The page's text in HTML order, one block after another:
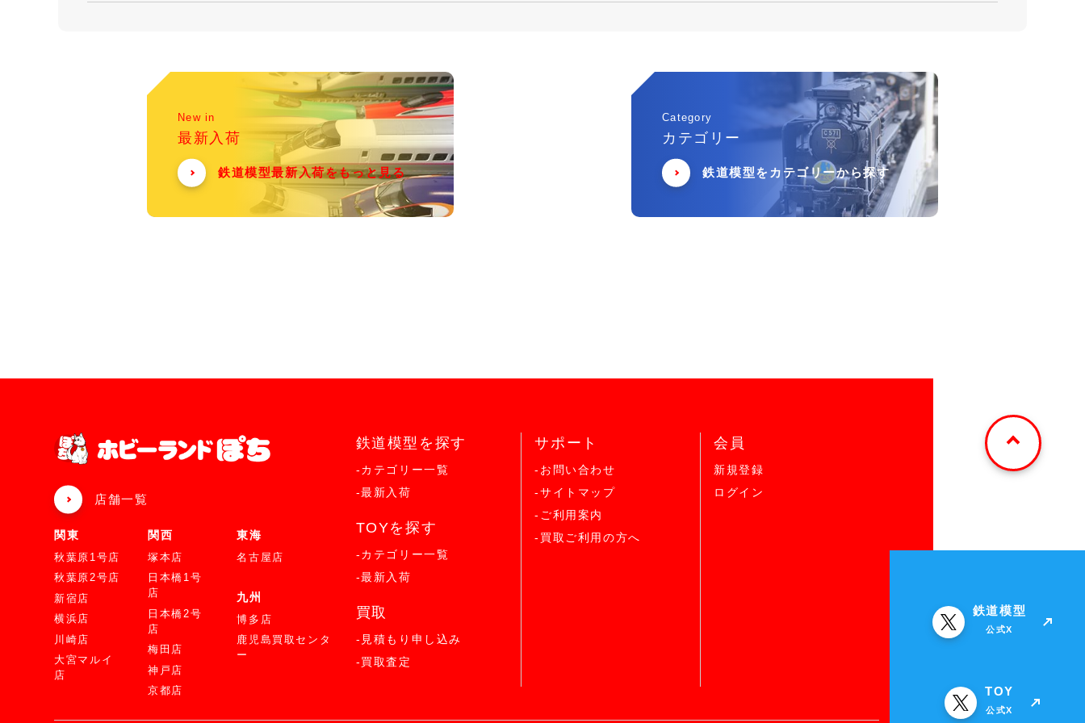
New in
最新入荷
鉄道模型最新入荷をもっと見る
Category
カテゴリー
鉄道模型をカテゴリーから探す
店舗一覧
関東
秋葉原1号店
秋葉原2号店
新宿店
横浜店
川崎店
大宮マルイ
店
関西
塚本店
日本橋1号
店
日本橋2号
店
梅田店
神戸店
京都店
東海
名古屋店
九州
博多店
鹿児島買取センタ
ー
鉄道模型を探す
-カテゴリー一覧
-最新入荷
TOYを探す
-カテゴリー一覧
-最新入荷
買取
-見積もり申し込み
-買取査定
サポート
-お問い合わせ
-サイトマップ
-ご利用案内
-買取ご利用の方へ
会員
新規登録
ログイン
鉄道模型
公式X
TOY
公式X